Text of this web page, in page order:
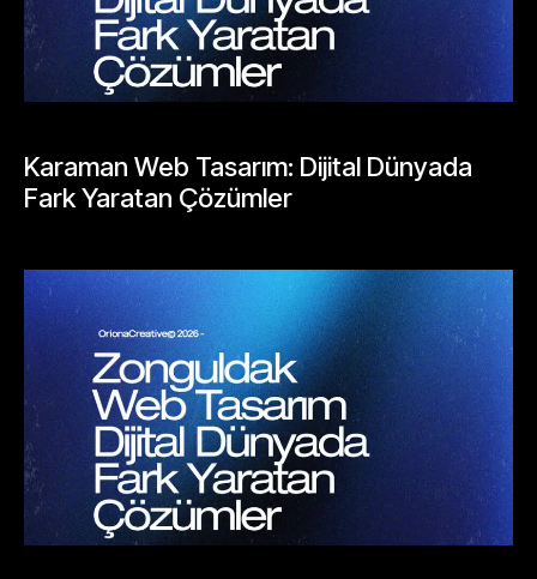
Karaman Web Tasarım: Dijital Dünyada
Fark Yaratan Çözümler